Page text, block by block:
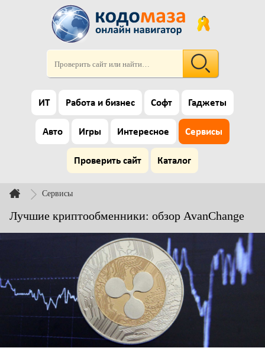
ИТ Работа и бизнес Софт Гаджеты
Авто Игры Интересное Сервисы
Проверить сайт Каталог
Сервисы
Лучшие криптообменники: обзор AvanChange